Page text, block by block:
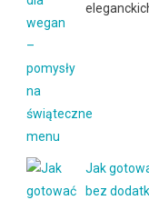
Jak
bez